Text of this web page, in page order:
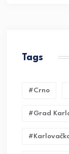
Tags
#crno
#grad